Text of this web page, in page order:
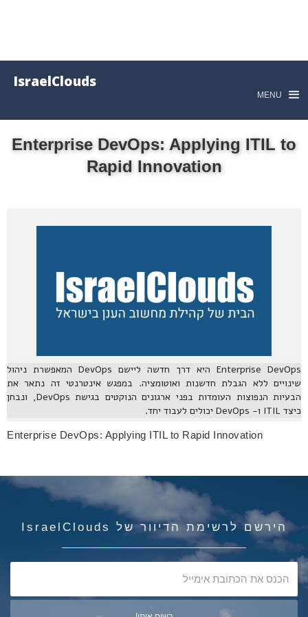
IsraelClouds
MENU
Enterprise DevOps: Applying ITIL to
Rapid Innovation
Enterprise DevOps היא דרך חדשה ליישם DevOps המאפשרת ניהול
שינויים ללא הגבלת חדשנות ואוטומציה. במפגש אינטרנטי זה נתאר את
הבעיות הנפוצות העומדות בפני ארגונים הנוקטים בגישת DevOps, ונבחן
כיצד ITIL ו- DevOps יכולים לעבוד יחד.
Enterprise DevOps: Applying ITIL to Rapid Innovation
הירשם לרשימת הדיוור של IsraelClouds